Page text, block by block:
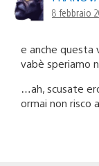
8 febbraio
e anche questa
vabè speriamo
…ah, scusate
ormai non risco